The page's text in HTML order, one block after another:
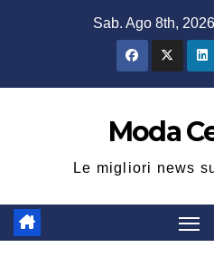
Sab. Ago 8th, 2026
Moda
Le migliori news